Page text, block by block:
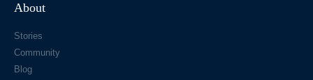
About
Stories
Community
Blog